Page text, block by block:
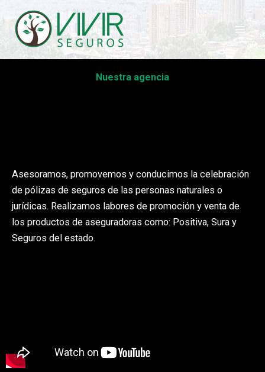
al
contenido
Nuestra agencia
Asesoramos, promovemos y conducimos la celebración
de pólizas de seguros de las personas naturales o
jurídicas. Realizamos labores de promoción y venta de
los productos de aseguradoras como: Positiva, Sura y
Seguros del estado.